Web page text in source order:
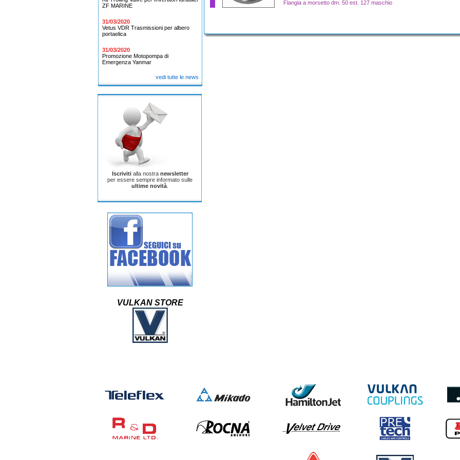
ZF MARINE
31/03/2020
Vetus VDR Trasmissioni per albero
portaelica
31/03/2020
Promozione Motopompa di
Emergenza Yanmar
vedi tutte le news
Iscrivitialla nostra newsletter
per essere sempre informato sulle
ultime novità
VULKAN STORE
Flangia a morsetto dm. 50 est. 127 maschio